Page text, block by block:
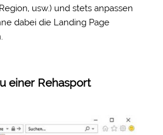
usw.) und stets anpassen
dabei die Landing Page
einer Rehasport